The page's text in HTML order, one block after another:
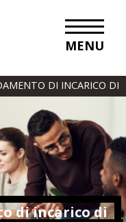
MENU
DI INCARICO DI
– FAMI
di incarico di